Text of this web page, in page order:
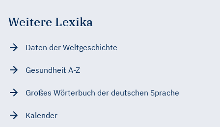
Weitere Lexika
Daten der Weltgeschichte
Gesundheit A-Z
Großes Wörterbuch der deutschen Sprache
Kalender